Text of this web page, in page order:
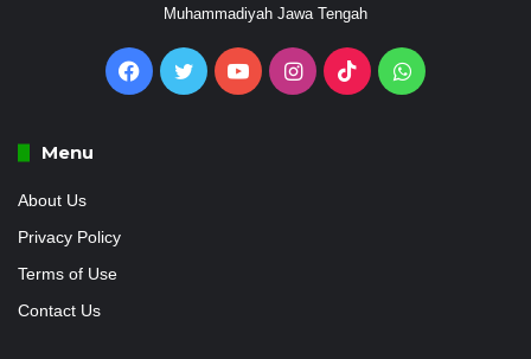
Muhammadiyah Jawa Tengah
Facebook
Twitter YouTubeInstagram
TikTokWhatsApp
Menu
About Us
Privacy Policy
Terms of Use
Contact Us